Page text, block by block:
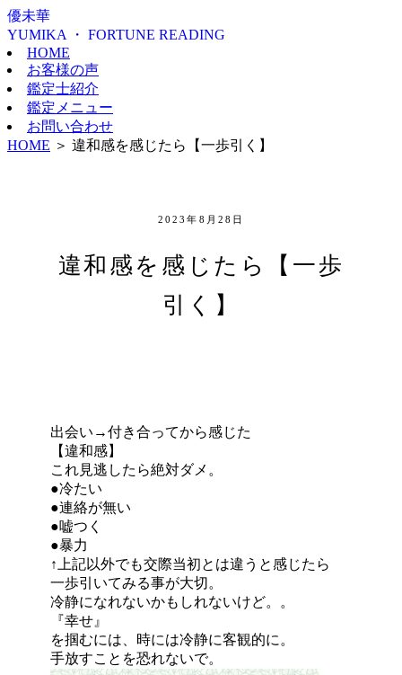
優未華
YUMIKA ・ FORTUNE READING
HOME
お客様の声
鑑定士紹介
鑑定メニュー
お問い合わせ
HOME ＞ 違和感を感じたら【一歩引く】
2023年8月28日
違和感を感じたら【一歩
引く】
出会い→付き合ってから感じた
【違和感】
これ見逃したら絶対ダメ。
●冷たい
●連絡が無い
●嘘つく
●暴力
↑上記以外でも交際当初とは違うと感じたら
一歩引いてみる事が大切。
冷静になれないかもしれないけど。。
『幸せ』
を掴むには、時には冷静に客観的に。
手放すことを恐れないで。